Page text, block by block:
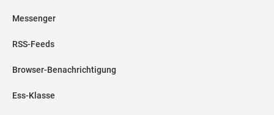
Messenger
RSS-Feeds
Browser-Benachrichtigung
Ess-Klasse